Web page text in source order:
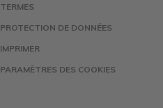
TERMES
PROTECTION DE DONNÉES
IMPRIMER
PARAMÈTRES DES COOKIES